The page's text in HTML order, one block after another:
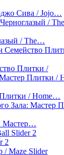
Сива / Jojo…
/ The…
Плитки /
/ Home…
Мастер…
2